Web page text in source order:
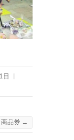
日
|
品券 →